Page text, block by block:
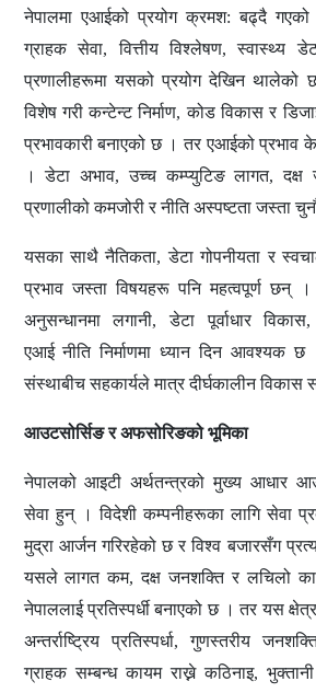
नेपालमाएआईको प्रयोग क्रमश: बढ्दै गएको
ग्राहक सेवा, वित्तीय विश्लेषण, स्वास्थ्य
प्रणालीहरूमा यसको प्रयोग देखिन थालेको
विशेष गरी कन्टेन्ट निर्माण, कोड विकास र
प्रभावकारी बनाएको छ ।तरएआईको प्रभाव
। डेटा अभाव, उच्च कम्प्युटिङ लागत, दक्ष
प्रणालीको कमजोरी र नीति अस्पष्टता जस्ता
यसका साथै नैतिकता, डेटा गोपनीयता र
प्रभाव जस्ता विषयहरू पनि महत्वपूर्ण छन्
अनुसन्धानमा लगानी, डेटा पूर्वाधार
एआईनीति निर्माणमा ध्यान दिन आवश्यक छ
संस्थाबीच सहकार्यले मात्र दीर्घकालीन विकास
आउटसोर्सिङ र अफसोरिङको भूमिका
नेपालकोआइटी अर्थतन्त्रको मुख्य आधार
सेवा हुन् । विदेशी कम्पनीहरूका लागि सेवा
मुद्रा आर्जन गरिरहेको छ र विश्व बजारसँग
यसले लागत कम, दक्ष जनशक्ति र लचिलो
नेपाललाई प्रतिस्पर्धी बनाएको छ । तर यस
अन्तर्राष्ट्रिय प्रतिस्पर्धा, गुणस्तरीय
ग्राहक सम्बन्ध कायम राख्ने कठिनाइ,